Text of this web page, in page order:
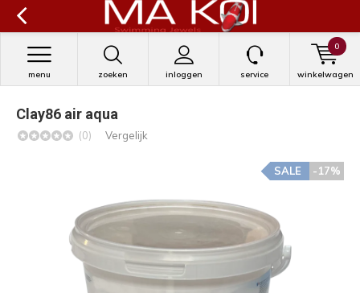
zoeken inloggen
menu service winkelwagen
0
Clay86 air aqua
(0) Vergelijk
-17%
SALE